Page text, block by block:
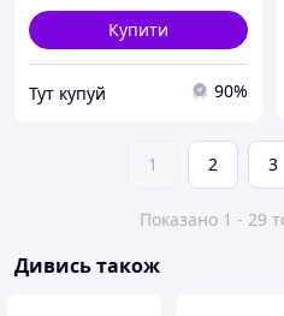
Купити
Тут купуй 90%
1 2 3
Показано 1 - 29
Дивись також